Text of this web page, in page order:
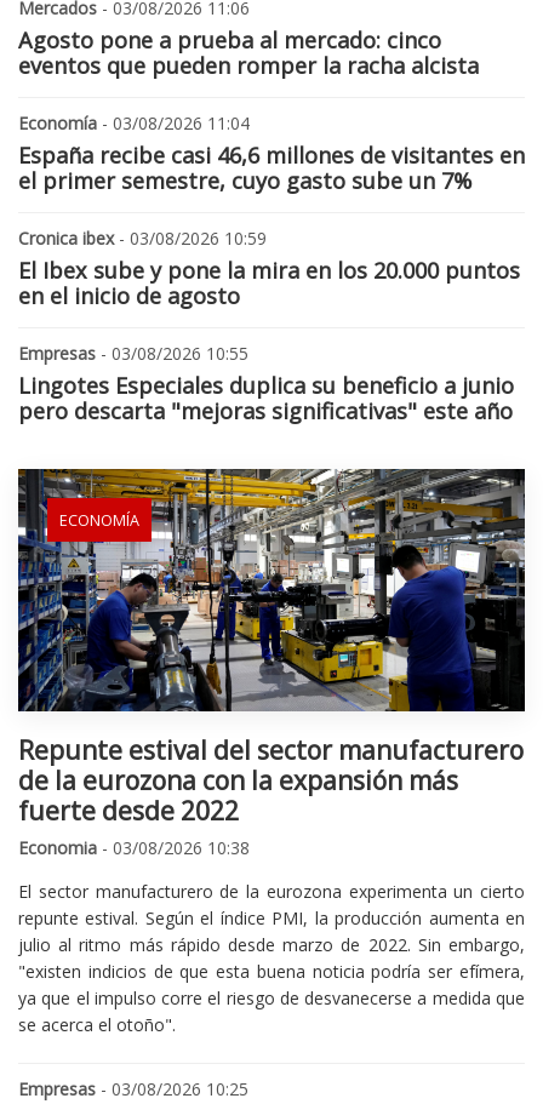
Mercados - 03/08/2026 11:06
Agosto pone a prueba al mercado: cinco
eventos que pueden romper la racha alcista
Economía - 03/08/2026 11:04
España recibe casi 46,6 millones de visitantes en
el primer semestre, cuyo gasto sube un 7%
Cronica ibex- 03/08/2026 10:59
El Ibex sube y pone la mira en los 20.000 puntos
en el inicio de agosto
Empresas - 03/08/2026 10:55
Lingotes Especiales duplica su beneficio a junio
pero descarta "mejoras significativas" este año
ECONOMÍA
Repunte estival del sector manufacturero
de la eurozona con la expansión más
fuerte desde 2022
Economia - 03/08/2026 10:38
El sector manufacturero de la eurozona experimenta un cierto
repunte estival. Según el índice PMI, la producción aumenta en
julio al ritmo más rápido desde marzo de 2022. Sin embargo,
"existen indicios de que esta buena noticia podría ser efímera,
ya que el impulso corre el riesgo de desvanecerse a medida que
se acerca el otoño".
Empresas - 03/08/2026 10:25